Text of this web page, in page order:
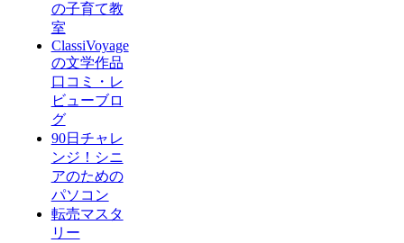
の子育て教
室
ClassiVoyage
の文学作品
口コミ・レ
ビューブロ
グ
90日チャレ
ンジ！シニ
アのための
パソコン
転売マスタ
リー